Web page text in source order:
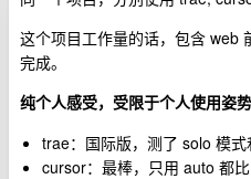
这个项目工作量的话，包含 web
完成。
纯个人感受，受限于个人使用姿势
trae：国际版，测了 solo 模
cursor：最棒，只用 auto 都比